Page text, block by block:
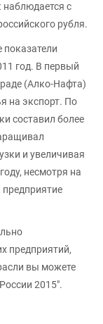
наблюдается с
рубля.
год. В первый
(Алко-Нафта)
на экспорт. По
составил более
и увеличивая
несмотря на
предприятий,
вы можете
2015".